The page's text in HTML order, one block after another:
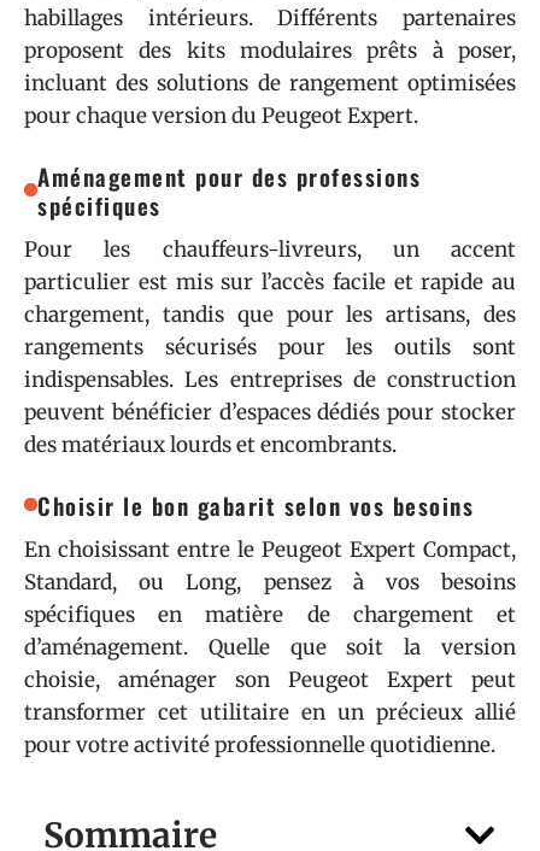
Sommaire
habillages intérieurs. Différents partenaires
proposent des kits modulaires prêts à poser,
incluant des solutions de rangement optimisées
pour chaque version du Peugeot Expert.
Aménagement pour des professions
spécifiques
Pour les chauffeurs-livreurs, un accent
particulier est mis sur l’accès facile et rapide au
chargement, tandis que pour les artisans, des
rangements sécurisés pour les outils sont
indispensables. Les entreprises de construction
peuvent bénéficier d’espaces dédiés pour stocker
des matériaux lourds et encombrants.
Choisir le bon gabarit selon vos besoins
En choisissant entre le Peugeot Expert Compact,
Standard, ou Long, pensez à vos besoins
spécifiques en matière de chargement et
d’aménagement. Quelle que soit la version
choisie, aménager son Peugeot Expert peut
transformer cet utilitaire en un précieux allié
pour votre activité professionnelle quotidienne.